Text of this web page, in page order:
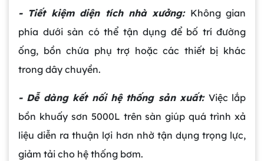
- Tiết kiệm diện tích nhà xưởng: Không gian
phía dưới sàn có thể tận dụng để bố trí đường
ống, bồn chứa phụ trợ hoặc các thiết bị khác
trong dây chuyền.
- Dễ dàng kết nối hệ thống sản xuất: Việc lắp
bồn khuấy sơn 5000L trên sàn giúp quá trình xả
liệu diễn ra thuận lợi hơn nhờ tận dụng trọng lực,
giảm tải cho hệ thống bơm.